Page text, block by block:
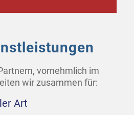
vornehmlich im
wir zusammen für:
Art